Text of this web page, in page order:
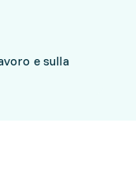
e sulla